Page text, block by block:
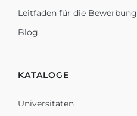
Leitfaden für die Bewerbung
Blog
KATALOGE
Universitäten